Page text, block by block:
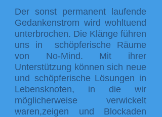
Der sonst permanent laufende
Gedankenstrom wird wohltuend
unterbrochen. Die Klänge führen
uns in schöpferische Räume
von No-Mind. Mit ihrer
Unterstützung können sich neue
und schöpferische Lösungen in
Lebensknoten, in die wir
möglicherweise verwickelt
waren,zeigen und Blockaden